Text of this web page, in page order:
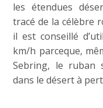
les étendues
tracé de la célèbre
il est conseillé
km/h parceque,
Sebring, le ruban
dans le désert à